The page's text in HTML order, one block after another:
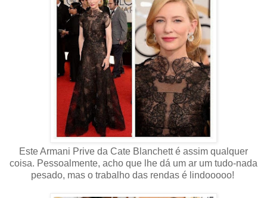
Este Armani Prive da Cate Blanchett é assim qualquer
coisa. Pessoalmente, acho que lhe dá um ar um tudo-nada
pesado, mas o trabalho das rendas é lindooooo!